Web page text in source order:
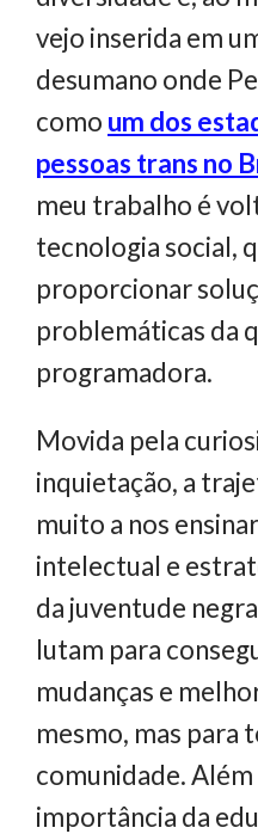
vejo inserida em
desumano onde
como um dos
pessoas trans no
meu trabalho é
tecnologia social,
proporcionar
problemáticas da
programadora.
Movida pela
inquietação, a
muito a nos
intelectual e
da juventude
lutam para
mudanças e
mesmo, mas para
comunidade.
importância da